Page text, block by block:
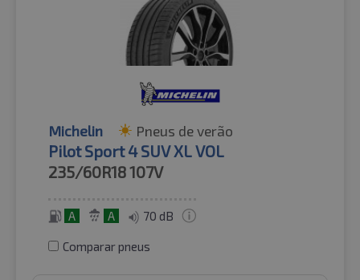
Michelin Pneus de verão
Pilot Sport 4 SUV XL VOL
235/60R18107V
A A 70 dB
Comparar pneus